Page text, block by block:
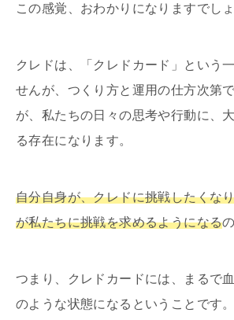
この感覚、おわかりになりますでし
クレドは、「クレドカード」という
せんが、つくり方と運用の仕方次第
が、私たちの日々の思考や行動に、
る存在になります。
自分自身が、クレドに挑戦したくな
が私たちに挑戦を求めるようになる
つまり、クレドカードには、まるで
のような状態になるということです。